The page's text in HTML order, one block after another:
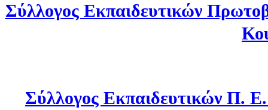
Σύλλογος Εκπαιδευτικών
Σύλλογος Εκπαιδευτικών Π.